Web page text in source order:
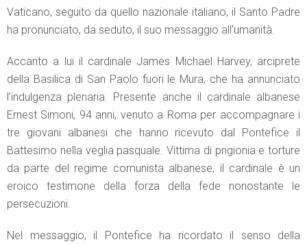
Vaticano, seguito da quello nazionale italiano, il Santo Padre
ha pronunciato, da seduto, il suo messaggio all’umanità.
Accanto a lui il cardinale James Michael Harvey, arciprete
della Basilica di San Paolo fuori le Mura, che ha annunciato
l’indulgenza plenaria. Presente anche il cardinale albanese
Ernest Simoni, 94 anni, venuto a Roma per accompagnare i
tre giovani albanesi che hanno ricevuto dal Pontefice il
Battesimo nella veglia pasquale. Vittima di prigionia e torture
da parte del regime comunista albanese, il cardinale è un
eroico testimone della forza della fede nonostante le
persecuzioni.
Nel messaggio, il Pontefice ha ricordato il senso della